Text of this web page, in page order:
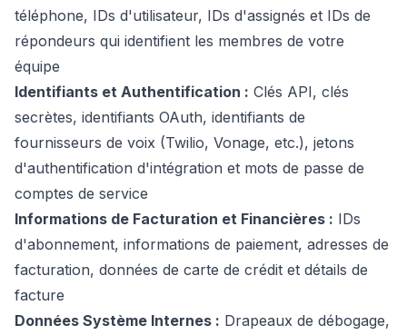
téléphone, IDs d'utilisateur, IDs d'assignés et IDs de
répondeurs qui identifient les membres de votre
équipe
Identifiants et Authentification : Clés API, clés
secrètes, identifiants OAuth, identifiants de
fournisseurs de voix (Twilio, Vonage, etc.), jetons
d'authentification d'intégration et mots de passe de
comptes de service
Informations de Facturation et Financières : IDs
d'abonnement, informations de paiement, adresses de
facturation, données de carte de crédit et détails de
facture
Données Système Internes : Drapeaux de débogage,